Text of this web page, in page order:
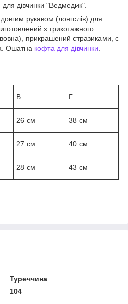
дівчинки "Ведмедик".
рукавом (лонгслів) для
з трикотажного
прикрашений стразиками, є
Ошатна кофта для дівчинки
В Г
26 см 38 см
27 см 40 см
28 см 43 см
Туреччина
104